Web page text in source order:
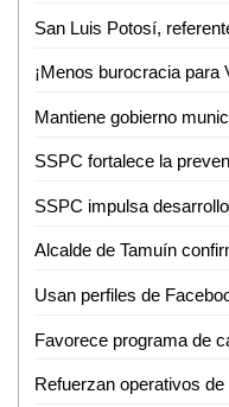
Usan perfiles de
Favorece programa de